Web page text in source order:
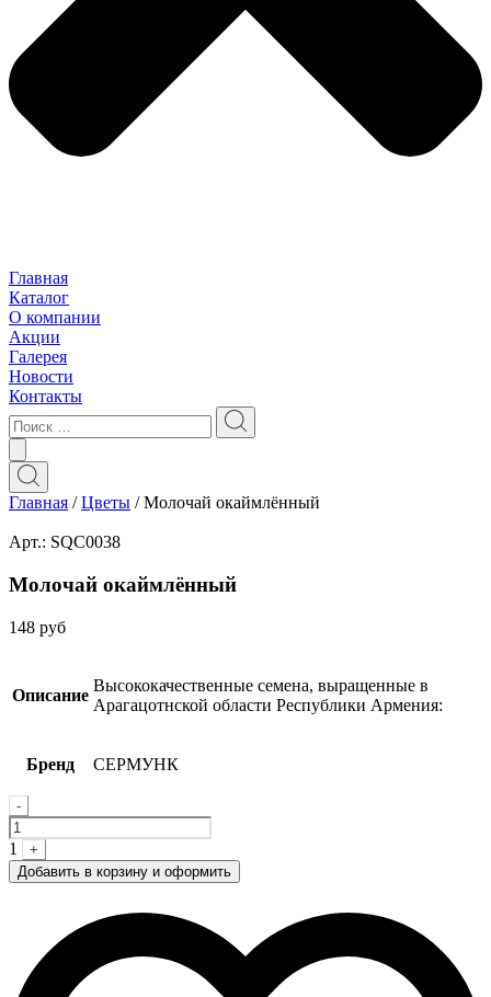
Главная
Каталог
О компании
Акции
Галерея
Новости
Контакты
Главная /Цветы / Молочай окаймлённый
Арт.: SQC0038
Молочай окаймлённый
148 руб
Описание
Высококачественные семена, выращенные в
Арагацотнской области Республики Армения:
Бренд СЕРМУНК
Quantity
-
1
+
Добавить в корзину и оформить